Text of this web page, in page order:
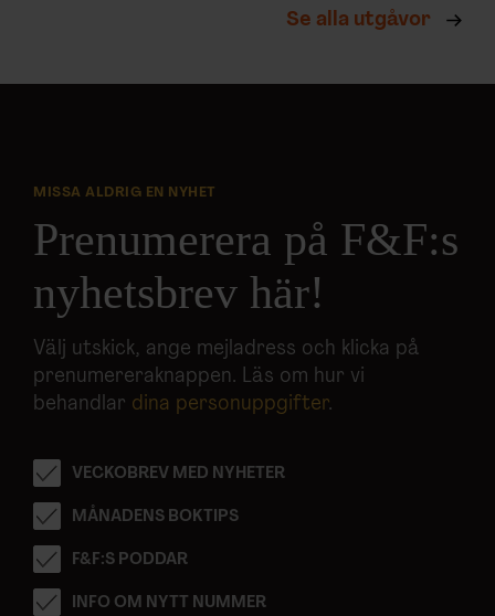
Se alla utgåvor
MISSA ALDRIG EN NYHET
Prenumerera på F&F:s
nyhetsbrev här!
Välj utskick, ange mejladress och klicka på
prenumereraknappen. Läs om hur vi
behandlar dina personuppgifter.
VECKOBREV MED NYHETER
MÅNADENS BOKTIPS
F&F:S PODDAR
INFO OM NYTT NUMMER